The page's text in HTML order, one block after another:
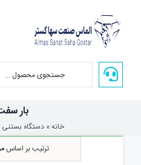
content
بار
خانه»دستگاه بستنی
ترتیب بر اساس